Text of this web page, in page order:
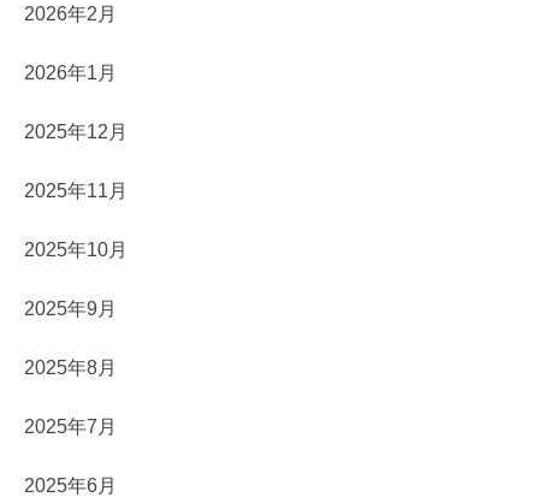
2026年2月
2026年1月
2025年12月
2025年11月
2025年10月
2025年9月
2025年8月
2025年7月
2025年6月